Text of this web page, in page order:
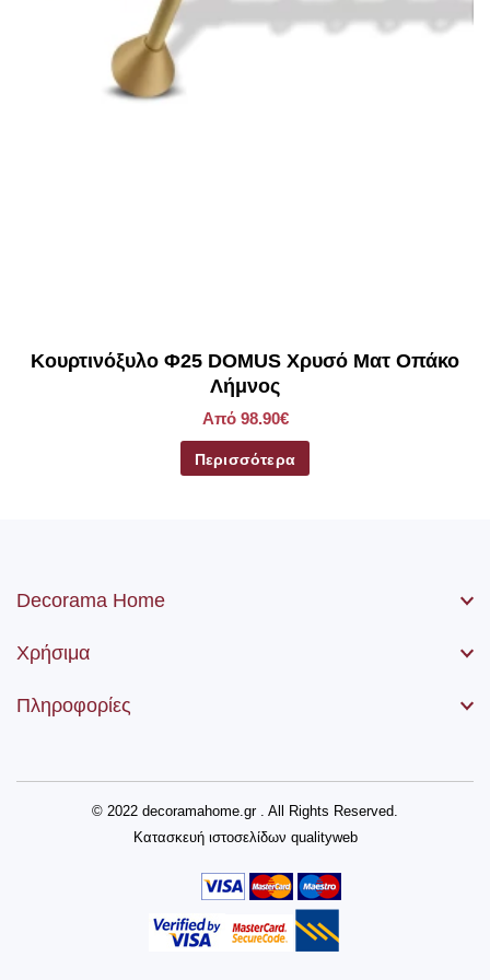
τοποθετηθεί στα 2/3 αυτής της απόστασης.
Kουρτινόξυλο Φ25 DOMUS Χρυσό Ματ Οπάκο
Λήμνος
Από 98.90€
Περισσότερα
Decorama Home
Χρήσιμα
Πληροφορίες
© 2022 decoramahome.gr . All Rights Reserved.
Κατασκευή ιστοσελίδων qualityweb